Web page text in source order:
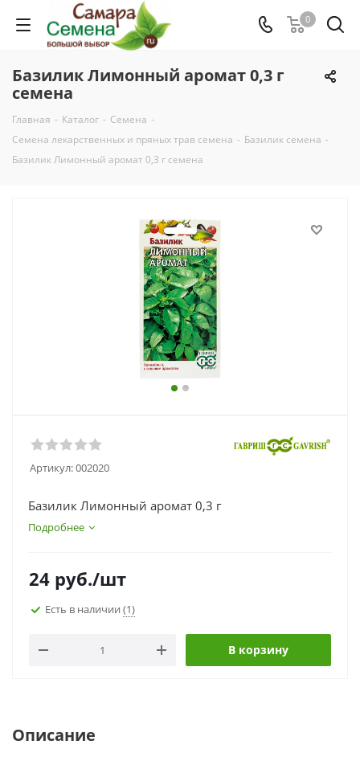
0
Базилик Лимонный аромат 0,3 г
семена
Главная - Каталог - Семена -
Семена лекарственных и пряных трав семена - Базилик семена -
Базилик Лимонный аромат 0,3 г семена
Артикул:002020
Базилик Лимонный аромат 0,3 г
Подробнее
24 руб./шт
Есть в наличии (1)
В корзину
Описание